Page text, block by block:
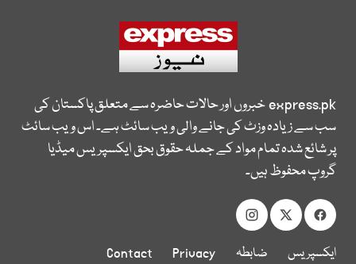
express.pkخبروں اور حالات حاضرہ سے متعلق پاکستان کی
سب سے زیادہ وزٹ کی جانے والی ویب سائٹ ہے۔ اس ویب سائٹ
پر شائع شدہ تمام مواد کے جملہ حقوق بحق ایکسپریس میڈیا
گروپ محفوظ ہیں۔
ایکسپریس
ضابطہ
Privacy
Contact